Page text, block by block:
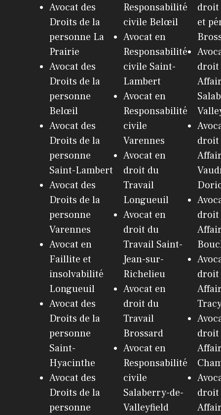
Avocat des
Droits de la
personne La
Prairie
Avocat des
Droits de la
personne
Belœil
Avocat des
Droits de la
personne
Saint-Lambert
Avocat des
Droits de la
personne
Varennes
Avocat en
Faillite et
insolvabilité
Longueuil
Avocat des
Droits de la
personne
Saint-
Hyacinthe
Avocat des
Droits de la
personne
Responsabilité
civile Belœil
Avocat en
Responsabilité
civile Saint-
Lambert
Avocat en
Responsabilité
civile
Varennes
Avocat en
droit du
Travail
Longueuil
Avocat en
droit du
Travail Saint-
Jean-sur-
Richelieu
Avocat en
droit du
Travail
Brossard
Avocat en
Responsabilité
civile
Salaberry-de-
Valleyfield
et
droit
droit
droit
droit
droit
droit